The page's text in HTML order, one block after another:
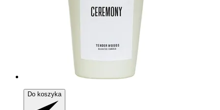
Do koszyka